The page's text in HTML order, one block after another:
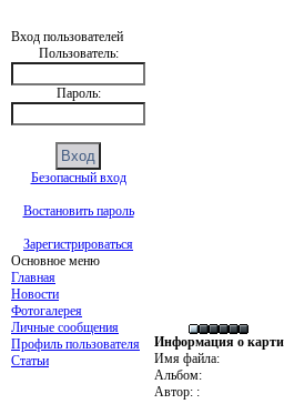
Вход пользователей
Пользователь:
Пароль:
Безопасный вход
Востановить пароль
Зарегистрироваться
Основное меню
Главная
Новости
Фотогалерея
Личные сообщения
Профиль пользователя
Статьи
Информация о
Имя файла:
Альбом:
Автор: :